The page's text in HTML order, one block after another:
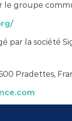
le groupe
par la société
Pradettes,